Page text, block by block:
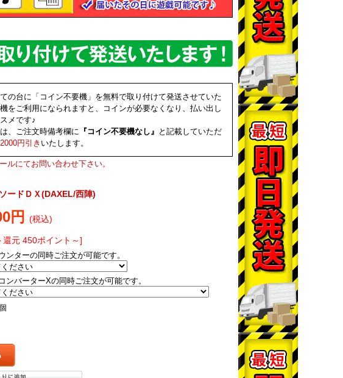
の台に「コイン不要機」を無料で取り付けて発送させていた
をご利用になられますと、コインが必要なくなり、払い出し
メです♪
、ご注文時備考欄に 『コイン不要機なし』 と記載していただ
2000円引き いたします。
にてお問い合わせ下さい。
ードＤＸ(DAXEL/西陣)
円 (税込)
還元 450ポイント～]
ンターの同時ご注文が可能です。
ンバーターXの同時ご注文が可能です。